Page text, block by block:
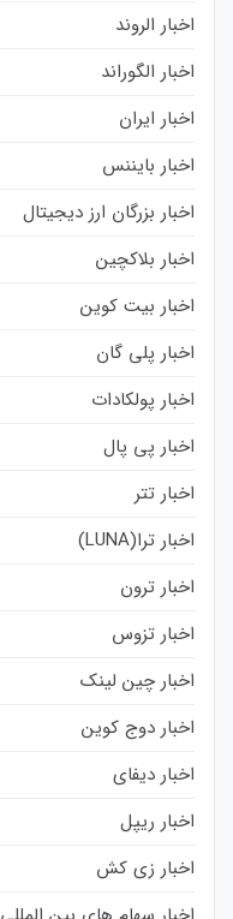
اخبار الروند
اخبار الگوراند
اخبار ایران
اخبار بایننس
اخبار بزرگان ارز دیجیتال
اخبار بلاکچین
اخبار بیت کوین
اخبار پلی گان
اخبار پولکادات
اخبار پی پال
اخبار تتر
اخبار ترا(LUNA)
اخبار ترون
اخبار تزوس
اخبار چین لینک
اخبار دوج کوین
اخبار دیفای
اخبار ریپل
اخبار زی کش